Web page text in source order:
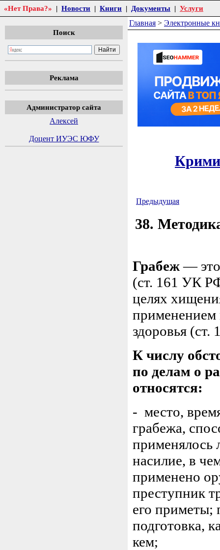
«Нет Права?» | Новости | Книги | Документы | Услуги
Поиск
Реклама
Администратор сайта
Алексей
Доцент ИУЭС ЮФУ
Главная > Электронные
Предыдущая
38.
Грабеж—
(ст. 161 УК
целях
применением
здоровья
К числу
по делам о
относятся:
- место,
грабежа,
применялось
насилие, в
применено
преступник
его приметы;
подготовка,
кем;